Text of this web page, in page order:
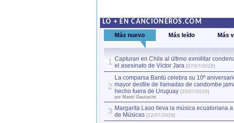
LO + EN CANCIONEROS.COM
Más nuevo Más leído Más
1 Capturan en Chile al último exmilitar
el asesinato de Víctor Jara [27/07/2026]
2
La comparsa Bantú celebra su 10º
mayor desfile de llamadas de candombe
hecho fuera de Uruguay [25/07/2026]
por Manel Gausachs
3 Margarita Laso lleva la música ecuatoriana
de Músicas [22/07/2026]